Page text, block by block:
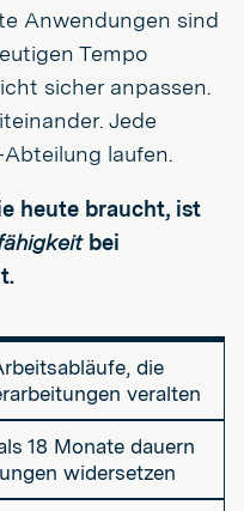
Anwendungen sind
Tempo
sicher anpassen.
Jede
laufen.
heute braucht, ist
bei
die
veralten
18 Monate dauern
widersetzen